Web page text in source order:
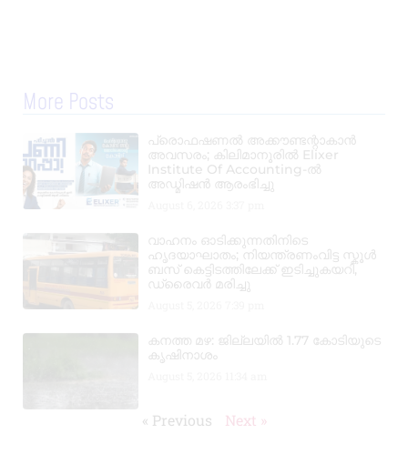
More Posts
പ്രൊഫഷണൽ അക്കൗണ്ടന്റാകാൻ
അവസരം; കിലിമാനൂരിൽ Elixer
Institute Of Accounting-ൽ
അഡ്മിഷൻ ആരംഭിച്ചു
വാഹനം ഓടിക്കുന്നതിനിടെ
ഹൃദയാഘാതം; നിയന്ത്രണംവിട്ട സ്കൂൾ
ബസ് കെട്ടിടത്തിലേക്ക് ഇടിച്ചുകയറി,
ഡ്രൈവർ മരിച്ചു
കനത്ത മഴ: ജില്ലയിൽ 1.77 കോടിയുടെ
കൃഷിനാശം
« Previous Next »